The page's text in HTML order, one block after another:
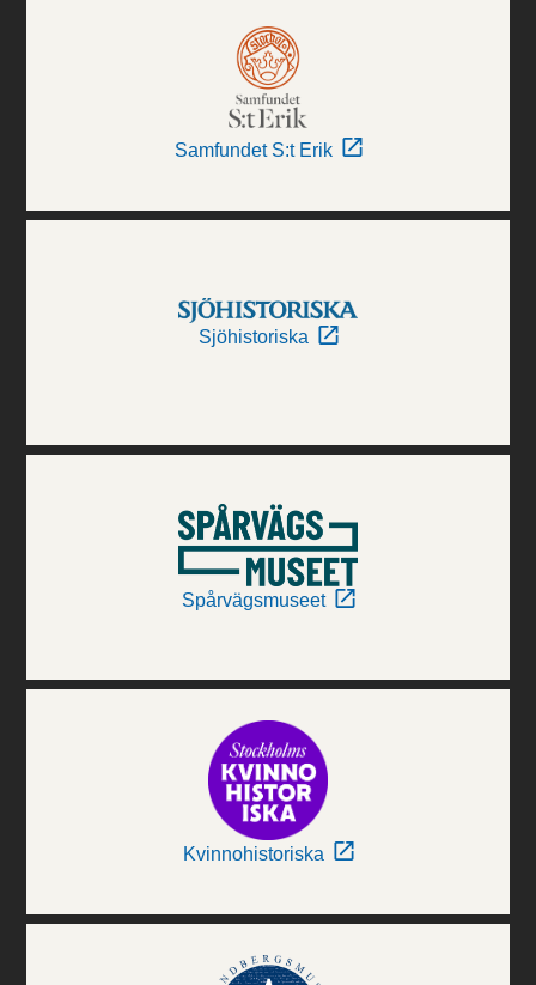
Samfundet S:t Erik
Sjöhistoriska
Spårvägsmuseet
Kvinnohistoriska